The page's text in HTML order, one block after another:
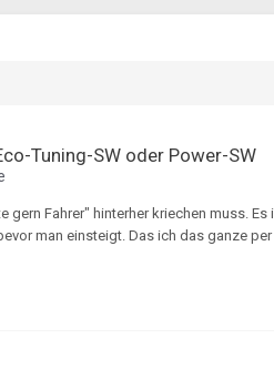
Tuning-SW oder Power-SW
Fahrer" hinterher kriechen muss.
man einsteigt. Das ich das ganze